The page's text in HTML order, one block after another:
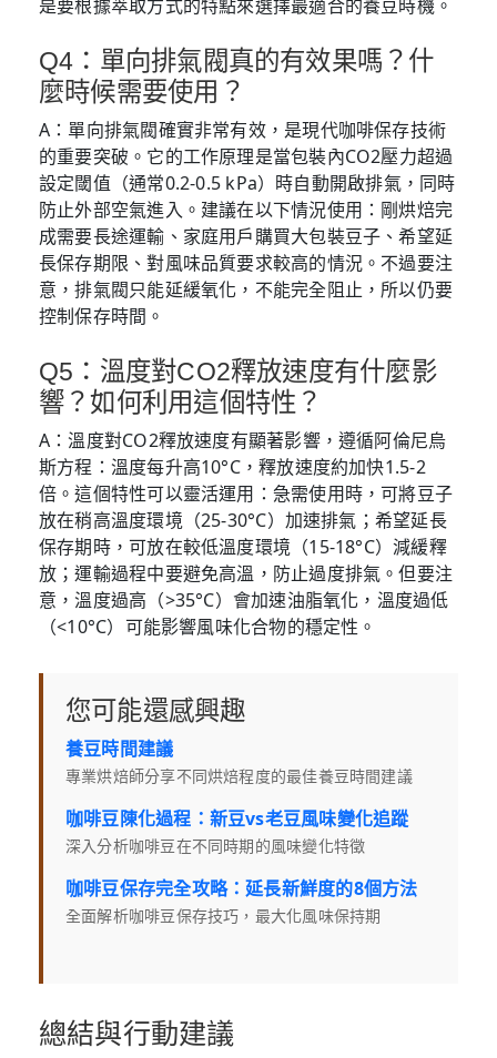
是要根據萃取方式的特點來選擇最適合的養豆時機。
Q4：單向排氣閥真的有效果嗎？什
麼時候需要使用？
A：單向排氣閥確實非常有效，是現代咖啡保存技術
的重要突破。它的工作原理是當包裝內CO2壓力超過
設定閾值（通常0.2-0.5 kPa）時自動開啟排氣，同時
防止外部空氣進入。建議在以下情況使用：剛烘焙完
成需要長途運輸、家庭用戶購買大包裝豆子、希望延
長保存期限、對風味品質要求較高的情況。不過要注
意，排氣閥只能延緩氧化，不能完全阻止，所以仍要
控制保存時間。
Q5：溫度對CO2釋放速度有什麼影
響？如何利用這個特性？
A：溫度對CO2釋放速度有顯著影響，遵循阿倫尼烏
斯方程：溫度每升高10°C，釋放速度約加快1.5-2
倍。這個特性可以靈活運用：急需使用時，可將豆子
放在稍高溫度環境（25-30°C）加速排氣；希望延長
保存期時，可放在較低溫度環境（15-18°C）減緩釋
放；運輸過程中要避免高溫，防止過度排氣。但要注
意，溫度過高（>35°C）會加速油脂氧化，溫度過低
（<10°C）可能影響風味化合物的穩定性。
您可能還感興趣
養豆時間建議
專業烘焙師分享不同烘焙程度的最佳養豆時間建議
咖啡豆陳化過程：新豆vs老豆風味變化追蹤
深入分析咖啡豆在不同時期的風味變化特徵
咖啡豆保存完全攻略：延長新鮮度的8個方法
全面解析咖啡豆保存技巧，最大化風味保持期
總結與行動建議